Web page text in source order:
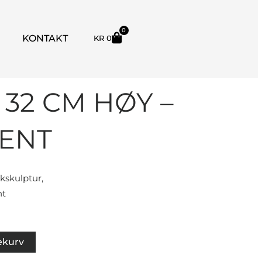
KONTAKT KR0
0
HANDLEKURV
32 CM HØY –